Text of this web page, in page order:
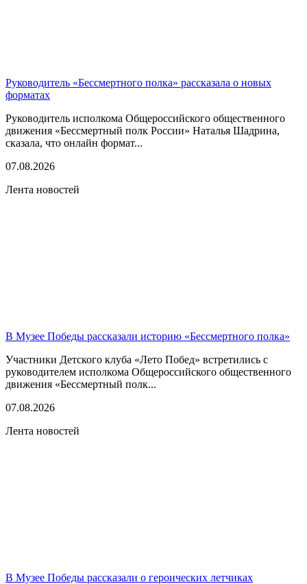
Руководитель «Бессмертного полка» рассказала о новых
форматах
Руководитель исполкома Общероссийского общественного
движения «Бессмертный полк России» Наталья Шадрина,
сказала, что онлайн формат...
07.08.2026
Лента новостей
В Музее Победы рассказали историю «Бессмертного полка»
Участники Детского клуба «Лето Побед» встретились с
руководителем исполкома Общероссийского общественного
движения «Бессмертный полк...
07.08.2026
Лента новостей
В Музее Победы рассказали о героических летчиках